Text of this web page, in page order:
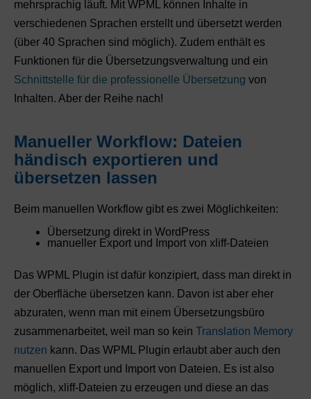
mehrsprachig läuft. Mit WPML können Inhalte in
verschiedenen Sprachen erstellt und übersetzt werden
(über 40 Sprachen sind möglich). Zudem enthält es
Funktionen für die Übersetzungsverwaltung und ein
Schnittstelle für die professionelle Übersetzung von
Inhalten. Aber der Reihe nach!
Manueller Workflow: Dateien
händisch exportieren und
übersetzen lassen
Beim manuellen Workflow gibt es zwei Möglichkeiten:
Übersetzung direkt in WordPress
manueller Export und Import von xliff-Dateien
Das WPML Plugin ist dafür konzipiert, dass man direkt in
der Oberfläche übersetzen kann. Davon ist aber eher
abzuraten, wenn man mit einem Übersetzungsbüro
zusammenarbeitet, weil man so kein Translation Memory
nutzen kann. Das WPML Plugin erlaubt aber auch den
manuellen Export und Import von Dateien. Es ist also
möglich, xliff-Dateien zu erzeugen und diese an das